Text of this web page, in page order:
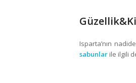
Isparta’nın
sabunlar ile ilgili